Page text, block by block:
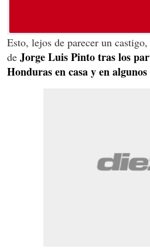
Esto, lejos de parecer un
de Jorge Luis Pinto tras los
Honduras en casa y en